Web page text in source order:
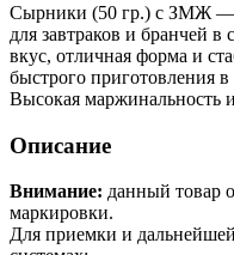
Сырники (50 гр.) с ЗМЖ —
для завтраков и бранчей в
вкус, отличная форма и
быстрого приготовления
Высокая маржинальность
Описание
Внимание: данный товар
маркировки.
Для приемки и дальнейшей